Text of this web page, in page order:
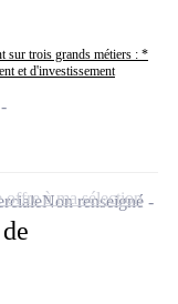
sur trois grands métiers : *
et d'investissement
Non renseigné
offre à ma sélection